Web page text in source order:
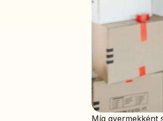
Míg gyermekként